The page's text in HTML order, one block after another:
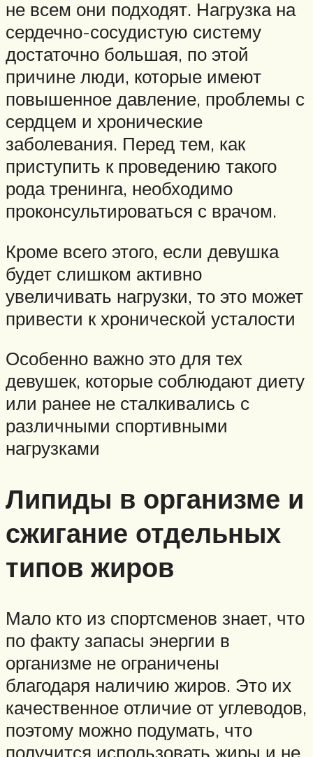
не всем они подходят. Нагрузка на
сердечно-сосудистую систему
достаточно большая, по этой
причине люди, которые имеют
повышенное давление, проблемы с
сердцем и хронические
заболевания. Перед тем, как
приступить к проведению такого
рода тренинга, необходимо
проконсультироваться с врачом.
Кроме всего этого, если девушка
будет слишком активно
увеличивать нагрузки, то это может
привести к хронической усталости
Особенно важно это для тех
девушек, которые соблюдают диету
или ранее не сталкивались с
различными спортивными
нагрузками
Липиды в организме и
сжигание отдельных
типов жиров
Мало кто из спортсменов знает, что
по факту запасы энергии в
организме не ограничены
благодаря наличию жиров. Это их
качественное отличие от углеводов,
поэтому можно подумать, что
получится использовать жиры и не